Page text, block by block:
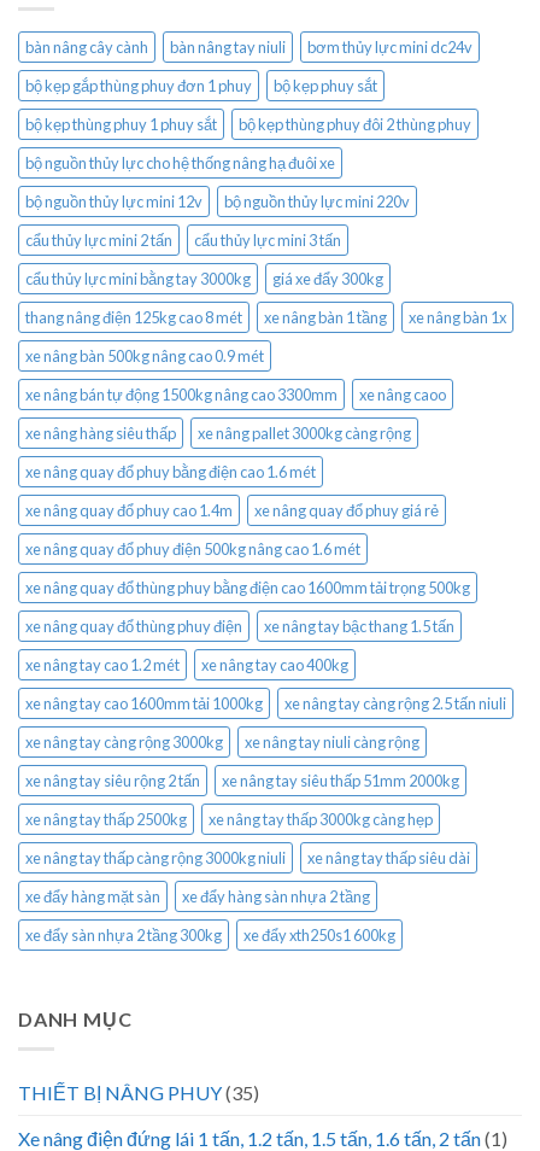
bàn nâng cây cành bàn nâng tay niuli
bơm thủy lực mini dc24v
bộ kẹp gắp thùng phuy đơn 1 phuy
bộ kẹp phuy sắt
bộ kẹp thùng phuy 1 phuy sắt
bộ kẹp thùng phuy đôi 2 thùng phuy
bộ nguồn thủy lực cho hệ thống nâng hạ đuôi xe
bộ nguồn thủy lực mini 12v
bộ nguồn thủy lực mini 220v
cẩu thủy lực mini 2 tấn
cẩu thủy lực mini 3 tấn
cẩu thủy lực mini bằng tay 3000kg
giá xe đẩy 300kg
thang nâng điện 125kg cao 8 mét
xe nâng bàn 1 tầng
xe nâng bàn 1x
xe nâng bàn 500kg nâng cao 0.9 mét
xe nâng bán tự động 1500kg nâng cao 3300mm
xe nâng caoo
xe nâng hàng siêu thấp
xe nâng pallet 3000kg càng rộng
xe nâng quay đổ phuy bằng điện cao 1.6 mét
xe nâng quay đổ phuy cao 1.4m
xe nâng quay đổ phuy giá rẻ
xe nâng quay đổ phuy điện 500kg nâng cao 1.6 mét
xe nâng quay đổ thùng phuy bằng điện cao 1600mm tải trọng 500kg
xe nâng quay đổ thùng phuy điện
xe nâng tay bậc thang 1.5 tấn
xe nâng tay cao 1.2 mét
xe nâng tay cao 400kg
xe nâng tay cao 1600mm tải 1000kg
xe nâng tay càng rộng 2.5 tấn niuli
xe nâng tay càng rộng 3000kg
xe nâng tay niuli càng rộng
xe nâng tay siêu rộng 2 tấn
xe nâng tay siêu thấp 51mm 2000kg
xe nâng tay thấp 2500kg
xe nâng tay thấp 3000kg càng hẹp
xe nâng tay thấp càng rộng 3000kg niuli
xe nâng tay thấp siêu dài
xe đẩy hàng mặt sàn
xe đẩy hàng sàn nhựa 2 tầng
xe đẩy sàn nhựa 2 tầng 300kg
xe đẩy xth250s1 600kg
DANH MỤC
THIẾT BỊ NÂNG PHUY(35)
Xe nâng điện đứng lái 1 tấn, 1.2 tấn, 1.5 tấn, 1.6 tấn, 2 tấn(1)